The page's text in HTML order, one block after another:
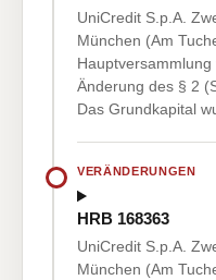
UniCredit S.p.A.
München (Am
Änderung des § 2
Das Grundkapital
VERÄNDERUNGEN
HRB 168363
UniCredit S.p.A.
München (Am